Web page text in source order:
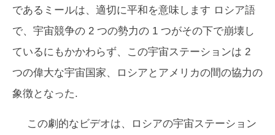
であるミールは、適切に平和を意味します ロシア語
で、宇宙競争の 2 つの勢力の 1 つがその下で崩壊し
ているにもかかわらず、この宇宙ステーションは 2
つの偉大な宇宙国家、ロシアとアメリカの間の協力の
象徴となった.
この劇的なビデオは、ロシアの宇宙ステーション